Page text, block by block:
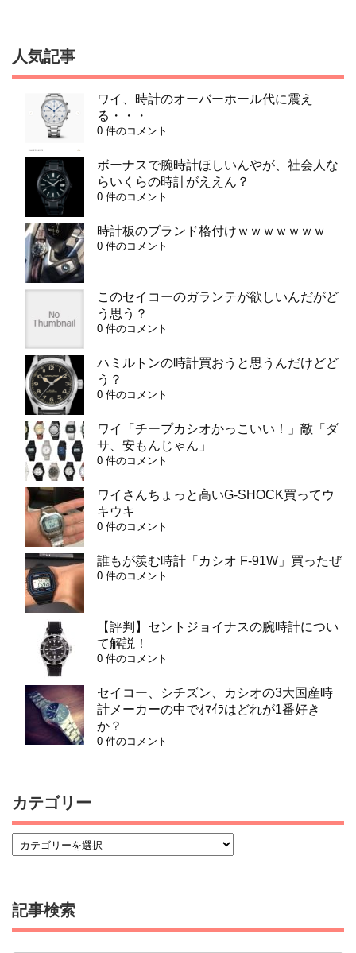
人気記事
ワイ、時計のオーバーホール代に震え
る・・・
0 件のコメント
ボーナスで腕時計ほしいんやが、社会人な
らいくらの時計がええん？
0 件のコメント
時計板のブランド格付けｗｗｗｗｗｗｗ
0 件のコメント
このセイコーのガランテが欲しいんだがど
う思う？
0 件のコメント
ハミルトンの時計買おうと思うんだけどど
う？
0 件のコメント
ワイ「チープカシオかっこいい！」敵「ダ
サ、安もんじゃん」
0 件のコメント
ワイさんちょっと高いG-SHOCK買ってウ
キウキ
0 件のコメント
誰もが羨む時計「カシオ F-91W」買ったぜ
0 件のコメント
【評判】セントジョイナスの腕時計につい
て解説！
0 件のコメント
セイコー、シチズン、カシオの3大国産時
計メーカーの中でｵﾏｲﾗはどれが1番好き
か？
0 件のコメント
カテゴリー
記事検索